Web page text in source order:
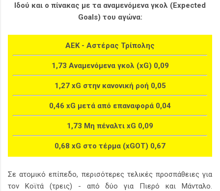
Ιδού και ο πίνακας με τα αναμενόμενα γκολ (Expected
Goals) του αγώνα:
ΑΕΚ - Αστέρας Τρίπολης
1,73 Αναμενόμενα γκολ (xG) 0,09
1,27 xG στην κανονική ροή 0,05
0,46 xG μετά από επαναφορά 0,04
1,73 Μη πέναλτι xG 0,09
0,68 xG στο τέρμα (xGOT) 0,67
Σε ατομικό επίπεδο, περισότερες τελικές προσπάθειες για
τον Κοϊτά (τρεις) - από δύο για Πιερό και Μάνταλο.